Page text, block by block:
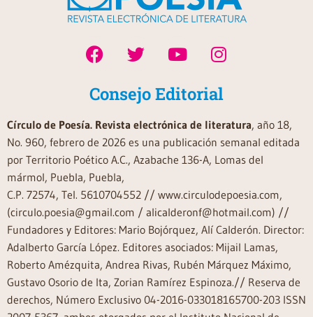
Consejo Editorial
Círculo de Poesía. Revista electrónica de literatura, año 18,
No. 960, febrero de 2026 es una publicación semanal editada
por Territorio Poético A.C., Azabache 136-A, Lomas del
mármol, Puebla, Puebla,
C.P. 72574, Tel. 5610704552 // www.circulodepoesia.com,
(circulo.poesia@gmail.com / alicalderonf@hotmail.com) //
Fundadores y Editores: Mario Bojórquez, Alí Calderón. Director:
Adalberto García López. Editores asociados: Mijail Lamas,
Roberto Amézquita, Andrea Rivas, Rubén Márquez Máximo,
Gustavo Osorio de Ita, Zorian Ramírez Espinoza.// Reserva de
derechos, Número Exclusivo 04-2016-033018165700-203 ISSN